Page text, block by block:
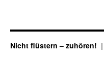
Nicht flüstern – zuhören!